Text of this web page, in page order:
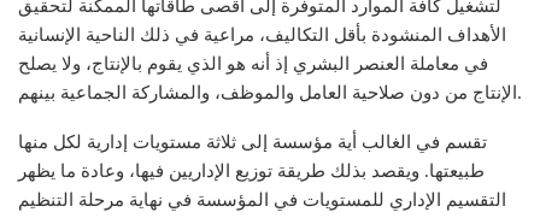
لتشغيل كافة الموارد المتوفرة إلى أقصى طاقاتها الممكنة لتحقيق
الأهداف المنشودة بأقل التكاليف، مراعية في ذلك الناحية الإنسانية
في معاملة العنصر البشري إذ أنه هو الذي يقوم بالإنتاج، ولا يصلح
الإنتاج من دون صلاحية العامل والموظف، والمشاركة الجماعية بينهم.
تقسم في الغالب أية مؤسسة إلى ثلاثة مستويات إدارية لكل منها
طبيعتها. ويقصد بذلك طريقة توزيع الإداريين فيها، وعادة ما يظهر
التقسيم الإداري للمستويات في المؤسسة في نهاية مرحلة التنظيم